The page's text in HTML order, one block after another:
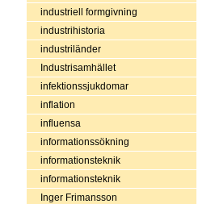
industriell formgivning
industrihistoria
industriländer
Industrisamhället
infektionssjukdomar
inflation
influensa
informationssökning
informationsteknik
informationsteknik
Inger Frimansson